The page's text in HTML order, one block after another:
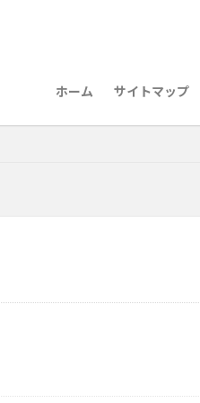
ホーム サイトマップ